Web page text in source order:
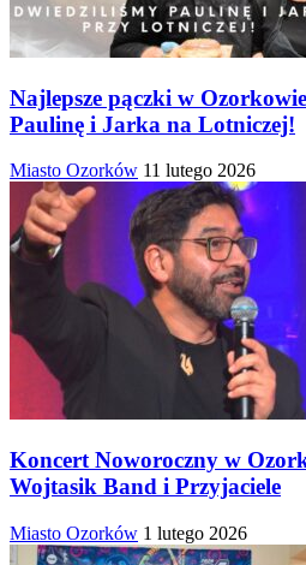
Najlepsze pączki w
Paulinę i Jarka na Lotniczej!
Miasto Ozorków 11 lutego 2026
Koncert Noworoczny w
Wojtasik Band i Przyjaciele
Miasto Ozorków 1 lutego 2026